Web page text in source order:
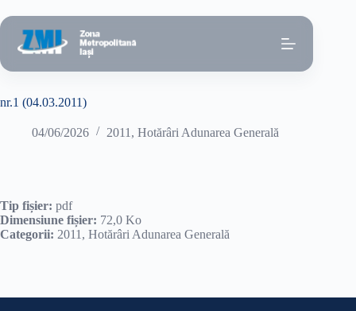
la
conținut
nr.1 (04.03.2011)
04/06/2026 2011 , Hotărâri Adunarea Generală
Tip fișier: pdf
Dimensiune fișier: 72,0 Ko
Categorii: 2011, Hotărâri Adunarea Generală